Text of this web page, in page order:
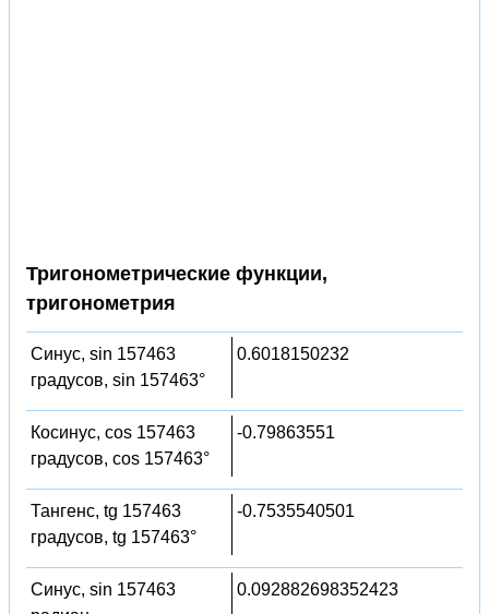
Тригонометрические функции,
тригонометрия
Синус, sin 157463
градусов, sin 157463°
0.6018150232
Косинус, cos 157463
градусов, cos 157463°
-0.79863551
Тангенс, tg 157463
градусов, tg 157463°
-0.7535540501
Синус, sin 157463
0.092882698352423